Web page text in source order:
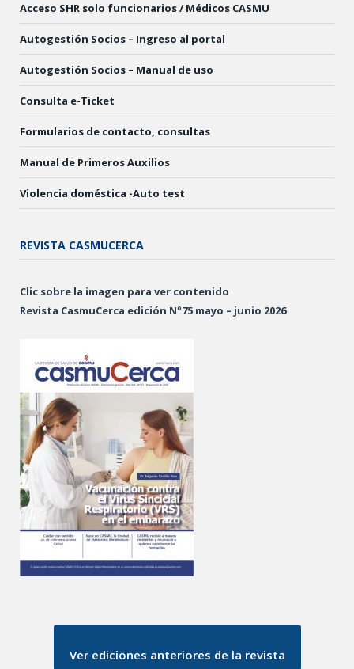
Acceso SHR solo funcionarios / Médicos CASMU
Autogestión Socios – Ingreso al portal
Autogestión Socios – Manual de uso
Consulta e-Ticket
Formularios de contacto, consultas
Manual de Primeros Auxilios
Violencia doméstica -Auto test
REVISTA CASMUCERCA
Clic sobre la imagen para ver contenido
Revista CasmuCerca edición Nº75 mayo – junio 2026
Ver ediciones anteriores de la revista